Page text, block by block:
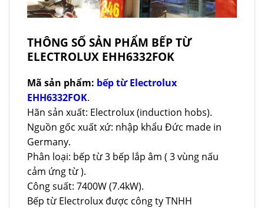
THÔNG SỐ SẢN PHẨM BẾP TỪ
ELECTROLUX EHH6332FOK
Mã sản phẩm: bếp từ Electrolux
EHH6332FOK.
Hãn sản xuất: Electrolux (induction hobs).
Nguồn gốc xuất xứ: nhập khẩu Đức made in
Germany.
Phân loại: bếp từ 3 bếp lắp âm ( 3 vùng nấu
cảm ứng từ ).
Công suất: 7400W (7.4kW).
Bếp từ Electrolux được công ty TNHH